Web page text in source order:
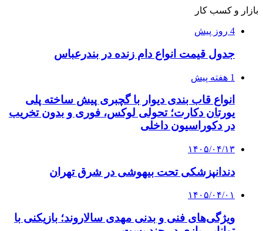
بازار و کسب کار
4 روز پیش
جدول قیمت انواع دام زنده در بندرعباس
1 هفته پیش
انواع قاب بندی دیوار با گچبری پیش ساخته پلی
یورتان دکارت؛ تحولی لوکس، فوری و بدون تخریب
در دکوراسیون داخلی
۱۴۰۵/۰۴/۱۳
دندانپزشکی تحت بیهوشی در شرق تهران
۱۴۰۵/۰۴/۰۱
ویژگی‌های فنی و بدنی مهدی سالاروند؛ بازیکنی با